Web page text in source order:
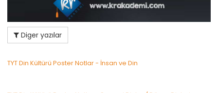
Diger yazılar
TYT Din Kültürü Poster Notlar - İnsan ve Din